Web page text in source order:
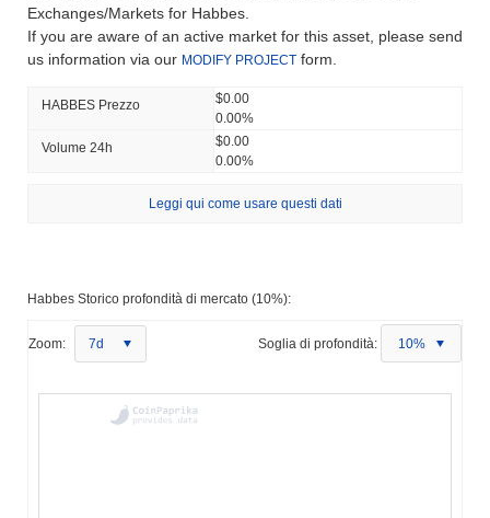
Exchanges/Markets for Habbes.
If you are aware of an active market for this asset, please send
us information via our MODIFY PROJECT form.
HABBES Prezzo
$0.00
0.00%
Volume 24h
$0.00
0.00%
Leggi qui come usare questi dati
Habbes Storico profondità di mercato (10%):
Zoom: 7d Soglia di profondità: 10%